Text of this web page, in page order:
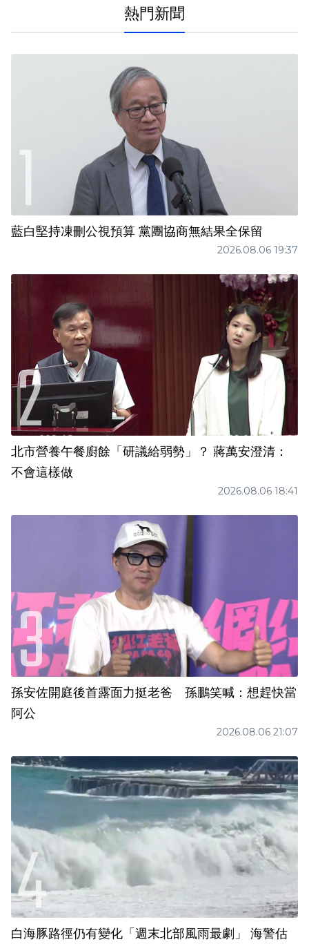
熱門新聞
藍白堅持凍刪公視預算 黨團協商無結果全保留
2026.08.06 19:37
北市營養午餐廚餘「研議給弱勢」？ 蔣萬安澄清：
不會這樣做
2026.08.06 18:41
孫安佐開庭後首露面力挺老爸 孫鵬笑喊：想趕快當
阿公
2026.08.06 21:07
白海豚路徑仍有變化「週末北部風雨最劇」 海警估